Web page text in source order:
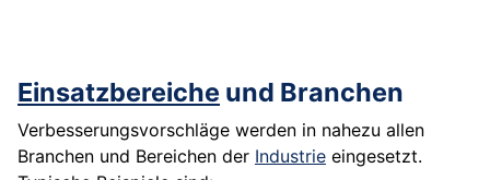
Einsatzbereiche und Branchen
Verbesserungsvorschläge werden in nahezu allen
Branchen und Bereichen der Industrie eingesetzt.